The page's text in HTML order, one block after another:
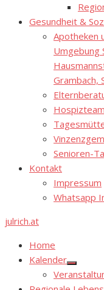
Gesundheit &
Apotheken
Umgebung
Grambach,
Senioren-
Kontakt
Impressum
Whatsapp
julrich.at
Home
Kalender
Show
sub
menu